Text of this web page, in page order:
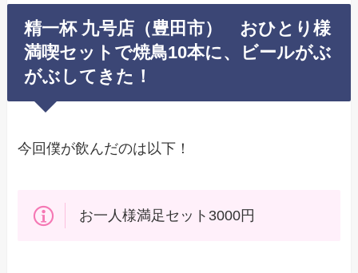
精一杯 九号店（豊田市） おひとり様
満喫セットで焼鳥10本に、ビールがぶ
がぶしてきた！
今回僕が飲んだのは以下！
お一人様満足セット3000円